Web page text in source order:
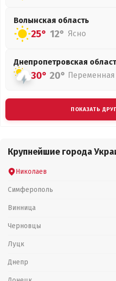
Волынская область
25° 12° Ясно
Днепропетровская
30° 20° Переменная
ПОКАЗАТЬ
Крупнейшие города
Николаев
Симферополь
Винница
Черновцы
Луцк
Днепр